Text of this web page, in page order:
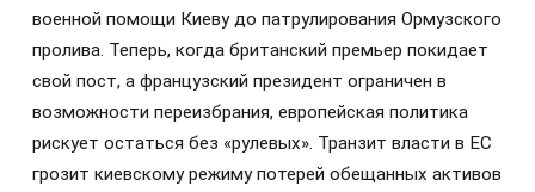
военной помощи Киеву до патрулирования Ормузского
пролива. Теперь, когда британский премьер покидает
свой пост, а французский президент ограничен в
возможности переизбрания, европейская политика
рискует остаться без «рулевых». Транзит власти в ЕС
грозит киевскому режиму потерей обещанных активов